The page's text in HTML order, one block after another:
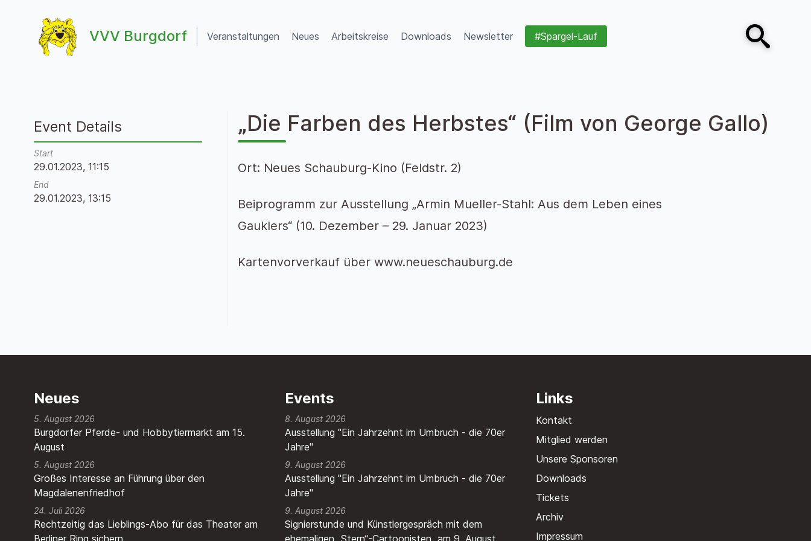
VVV Burgdorf
VVV Burgdorf
Veranstaltungen Neues Arbeitskreise Downloads Newsletter #Spargel-Lauf
Open search
„Die Farben des Herbstes“ (Film von George Gallo)
Ort: Neues Schauburg-Kino (Feldstr. 2)
Beiprogramm zur Ausstellung „Armin Mueller-Stahl: Aus dem Leben eines
Gauklers“ (10. Dezember – 29. Januar 2023)
Kartenvorverkauf über www.neueschauburg.de
Event Details
Start
29.01.2023, 11:15
End
29.01.2023, 13:15
Neues
Burgdorfer Pferde- und Hobbytiermarkt am 15.
August
5. August 2026
Großes Interesse an Führung über den
Magdalenenfriedhof
5. August 2026
Rechtzeitig das Lieblings-Abo für das Theater am
Berliner Ring sichern
24. Juli 2026
Events
8. August 2026
Ausstellung "Ein Jahrzehnt im Umbruch - die 70er
Jahre"
9. August 2026
Ausstellung "Ein Jahrzehnt im Umbruch - die 70er
Jahre"
9. August 2026
Signierstunde und Künstlergespräch mit dem
ehemaligen „Stern“-Cartoonisten am 9. August
Links
Kontakt
Mitglied werden
Unsere Sponsoren
Downloads
Tickets
Archiv
Impressum